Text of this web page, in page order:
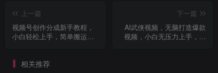
上一篇
视频号创作分成新手教程，
小白轻松上手，简单搬运，
下一篇
AI武侠视频，无脑打造爆款
视频，小白无压力上手，日
相关推荐